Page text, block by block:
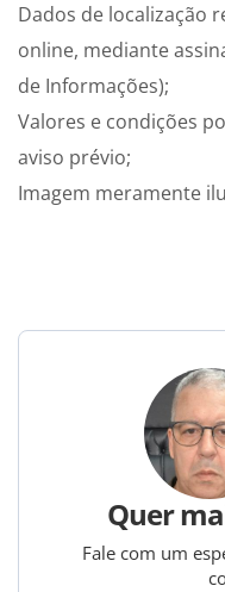
Dados de localização
online, mediante
de Informações);
Valores e condições
aviso prévio;
Imagem meramente
Quer
Fale com um